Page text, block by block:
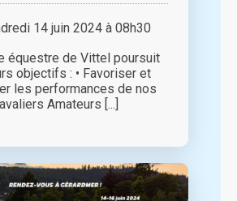
14 juin 2024 à 08h30
équestre de Vittel poursuit
objectifs : • Favoriser et
les performances de nos
Amateurs [...]